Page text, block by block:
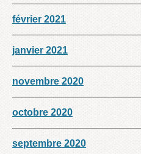
février 2021
janvier 2021
novembre 2020
octobre 2020
septembre 2020